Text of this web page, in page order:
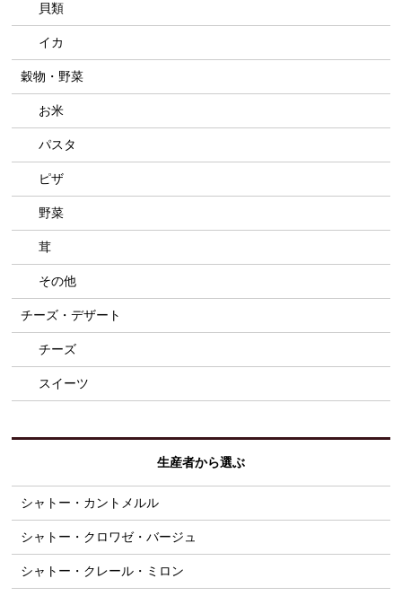
貝類
イカ
穀物・野菜
お米
パスタ
ピザ
野菜
茸
その他
チーズ・デザート
チーズ
スイーツ
生産者から選ぶ
シャトー・カントメルル
シャトー・クロワゼ・バージュ
シャトー・クレール・ミロン